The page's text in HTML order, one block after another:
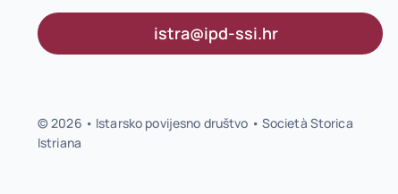
istra@ipd-ssi.hr
© 2026 • Istarsko povijesno društvo • Società Storica
Istriana